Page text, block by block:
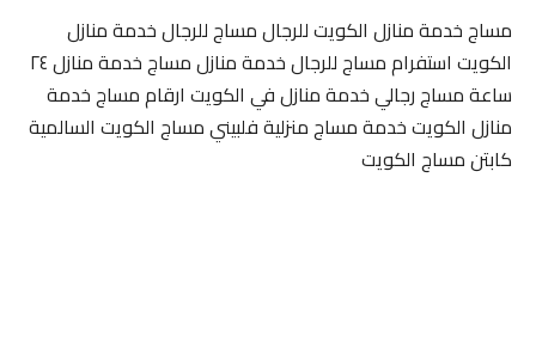
مساج خدمة منازل الكويت للرجال مساج للرجال خدمة منازل
الكويت استفرام مساج للرجال خدمة منازل مساج خدمة منازل ٢٤
ساعة مساج رجالي خدمة منازل في الكويت ارقام مساج خدمة
منازل الكويت خدمة مساج منزلية فلبيني مساج الكويت السالمية
كابتن مساج الكويت